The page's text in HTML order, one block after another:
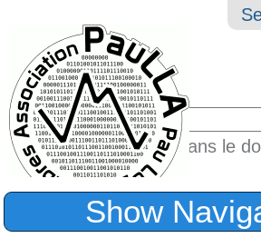
Chercher par
Seulement dans le
Recherche
Show